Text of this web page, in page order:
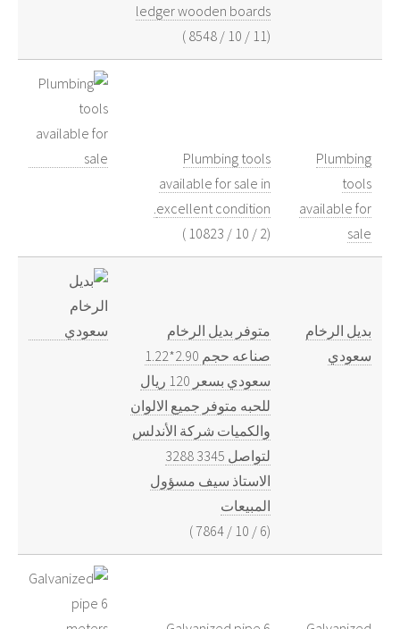
ledger wooden boards
(
11
/
10
/
8548
)
Plumbing
tools
available for
sale
Plumbing tools
available for sale in
excellent condition.
(
2
/
10
/
10823
)
بديل الرخام
سعودي
متوفر بديل الرخام
صناعه حجم 2.90*1.22
سعودي بسعر 120 ريال
للحبه متوفر جميع الالوان
والكميات شركة الأندلس
لتواصل 3345 3288
الاستاذ سيف مسؤول
المبيعات
(
6
/
10
/
7864
)